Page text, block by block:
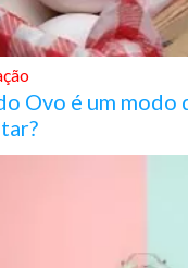
Ovo é um modo